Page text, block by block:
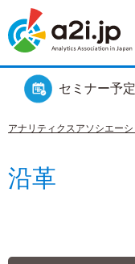
セミナー予定
アナリティクスアソシエー
沿革